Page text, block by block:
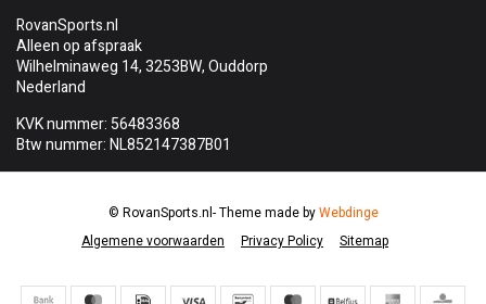
RovanSports.nl
Alleen op afspraak
Wilhelminaweg 14, 3253BW, Ouddorp
Nederland
KVK nummer: 56483368
Btw nummer: NL852147387B01
Algemene voorwaarden Privacy Policy Sitemap
© RovanSports.nl- Theme made byWebdinge